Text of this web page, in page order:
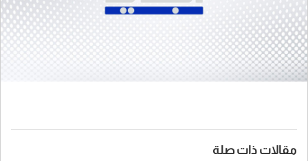
مقالات ذات صلة